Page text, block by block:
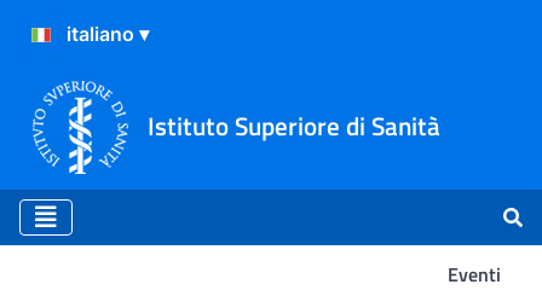
Istituto Superiore di Sanità
Eventi